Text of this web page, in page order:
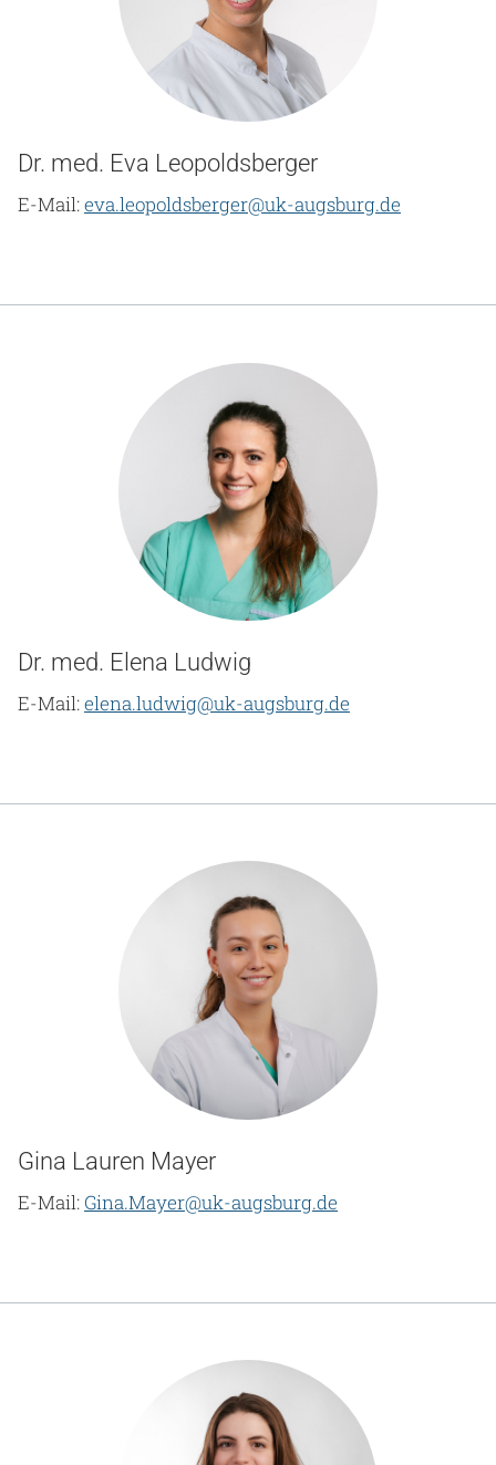
Dr. med. Eva Leopoldsberger
E-Mail:eva.leopoldsberger@uk-augsburg.de
Dr. med. Elena Ludwig
E-Mail:elena.ludwig@uk-augsburg.de
Gina Lauren Mayer
E-Mail: Gina.Mayer@uk-augsburg.de